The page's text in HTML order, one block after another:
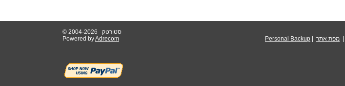
© 2004-2026 סטורטק
Powered byAdrecom
Personal Backup